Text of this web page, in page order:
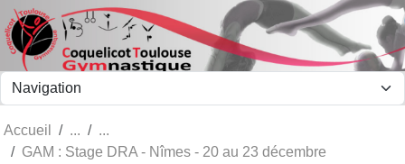
Accueil
GAM : Stage DRA - Nîmes - 20 au 23 décembre
Panneau de gestion des cookies